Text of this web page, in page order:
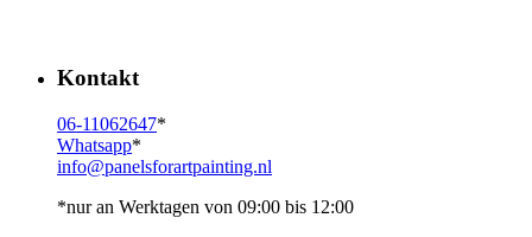
Kontakt
06-11062647*
Whatsapp*
info@panelsforartpainting.nl
*nur an Werktagen von 09:00 bis 12:00